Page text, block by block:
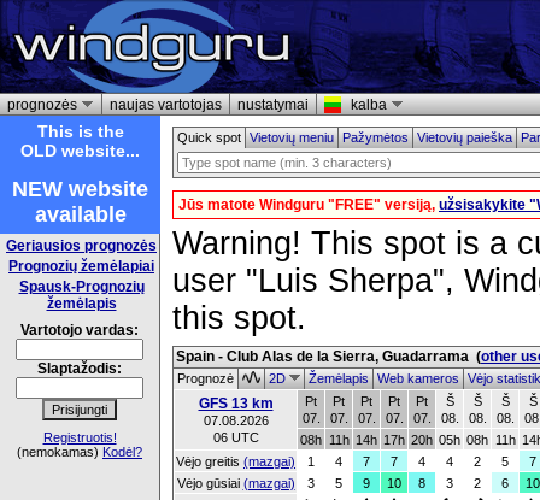
prognozės naujas vartotojas nustatymai kalba
This is the
OLD website...
NEW website
available
Geriausios prognozės
Prognozių žemėlapiai
Spausk-Prognozių
žemėlapis
Vartotojo vardas:
Slaptažodis:
Registruotis!
(nemokamas) Kodėl?
Quick spot Vietovių meniuPažymėtosVietovių paieška
Jūs matote Windguru "FREE" versiją, užsisakykite
Warning! This spot is a
user "Luis Sherpa",
this spot.
Spain - Club Alas de la Sierra, Guadarrama (other
Prognozė 2D ŽemėlapisWeb kamerosVėjo
GFS 13 km
07.08.2026
06 UTC
Pt
07.
Pt
07.
Pt
07.
Pt
07.
Pt
07.
Š
08.
Š
08.
Š
08.
Š
08h 11h 14h 17h 20h 05h 08h 11h
Vėjo greitis (mazgai) 1 4 7 7 4 4 2 5
7
Vėjo gūsiai (mazgai) 3 5 9 10 8 3 2 6
10